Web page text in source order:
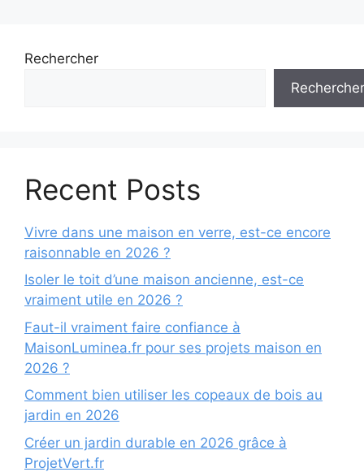
Rechercher
Rechercher
Recent Posts
Vivre dans une maison en verre, est-ce encore
raisonnable en 2026 ?
Isoler le toit d’une maison ancienne, est-ce
vraiment utile en 2026 ?
Faut-il vraiment faire confiance à
MaisonLuminea.fr pour ses projets maison en
2026 ?
Comment bien utiliser les copeaux de bois au
jardin en 2026
Créer un jardin durable en 2026 grâce à
ProjetVert.fr